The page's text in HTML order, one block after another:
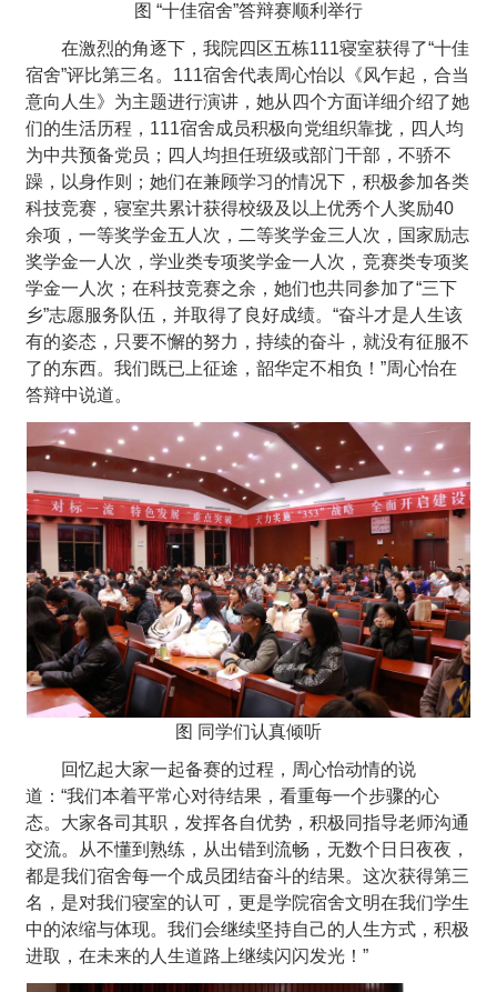
图 “十佳宿舍”答辩赛顺利举行
在激烈的角逐下，我院四区五栋111寝室获得了“十佳
宿舍”评比第三名。111宿舍代表周心怡以《风乍起，合当
意向人生》为主题进行演讲，她从四个方面详细介绍了她
们的生活历程，111宿舍成员积极向党组织靠拢，四人均
为中共预备党员；四人均担任班级或部门干部，不骄不
躁，以身作则；她们在兼顾学习的情况下，积极参加各类
科技竞赛，寝室共累计获得校级及以上优秀个人奖励40
余项，一等奖学金五人次，二等奖学金三人次，国家励志
奖学金一人次，学业类专项奖学金一人次，竞赛类专项奖
学金一人次；在科技竞赛之余，她们也共同参加了“三下
乡”志愿服务队伍，并取得了良好成绩。“奋斗才是人生该
有的姿态，只要不懈的努力，持续的奋斗，就没有征服不
了的东西。我们既已上征途，韶华定不相负！”周心怡在
答辩中说道。
图 同学们认真倾听
回忆起大家一起备赛的过程，周心怡动情的说
道：“我们本着平常心对待结果，看重每一个步骤的心
态。大家各司其职，发挥各自优势，积极同指导老师沟通
交流。从不懂到熟练，从出错到流畅，无数个日日夜夜，
都是我们宿舍每一个成员团结奋斗的结果。这次获得第三
名，是对我们寝室的认可，更是学院宿舍文明在我们学生
中的浓缩与体现。我们会继续坚持自己的人生方式，积极
进取，在未来的人生道路上继续闪闪发光！”